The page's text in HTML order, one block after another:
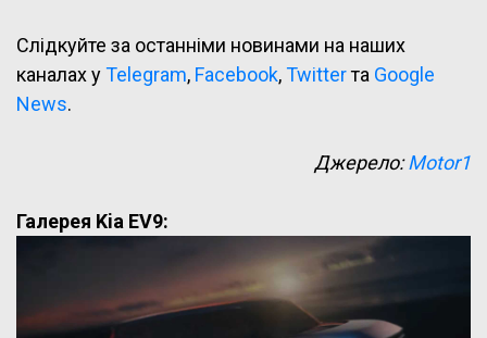
Слідкуйте за останніми новинами на наших
каналах уTelegram, Facebook,Twitterта Google
News.
Джерело:Motor1
Галерея Kia EV9: